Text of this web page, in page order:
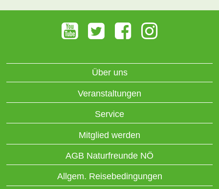
Über uns
Veranstaltungen
Service
Mitglied werden
AGB Naturfreunde NÖ
Allgem. Reisebedingungen